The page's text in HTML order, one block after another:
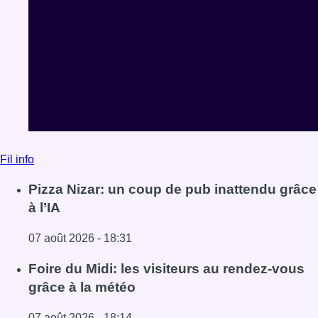
Fil info
Pizza Nizar: un coup de pub inattendu grâce
à l’IA
07 août 2026 - 18:31
Lire l'article Pizza Nizar: un coup de pub inattendu grâce
Foire du Midi: les visiteurs au rendez-vous
grâce à la météo